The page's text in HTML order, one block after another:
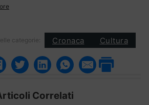
categorie: Cronaca Cultura
Correlati